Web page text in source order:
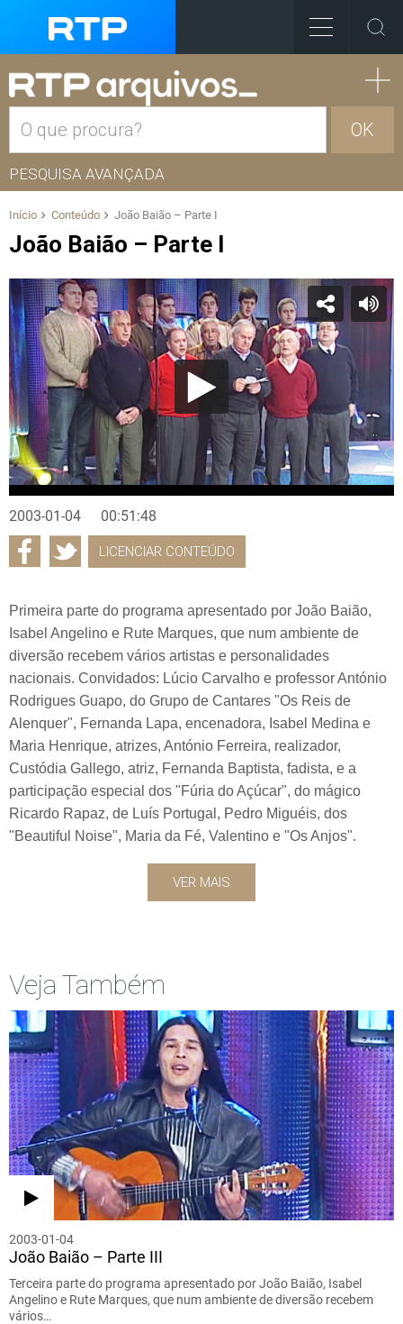
OK
PESQUISA AVANÇADA
Início Conteúdo João Baião – Parte I
João Baião – Parte I
2003-01-04 00:51:48
LICENCIAR CONTEÚDO
Primeira parte do programa apresentado por João Baião,
Isabel Angelino e Rute Marques, que num ambiente de
diversão recebem vários artistas e personalidades
nacionais. Convidados: Lúcio Carvalho e professor António
Rodrigues Guapo, do Grupo de Cantares "Os Reis de
Alenquer", Fernanda Lapa, encenadora, Isabel Medina e
Maria Henrique, atrizes, António Ferreira, realizador,
Custódia Gallego, atriz, Fernanda Baptista, fadista, e a
participação especial dos "Fúria do Açúcar", do mágico
Ricardo Rapaz, de Luís Portugal, Pedro Miguéis, dos
"Beautiful Noise", Maria da Fé, Valentino e "Os Anjos".
VER MAIS
Veja Também
2003-01-04
João Baião – Parte III
Terceira parte do programa apresentado por João Baião, Isabel
Angelino e Rute Marques, que num ambiente de diversão recebem
vários…